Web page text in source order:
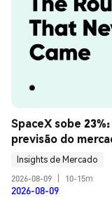
SpaceX sobe
previsão do
Insights de Mercado
2026-08-09
10-15m
2026-08-09